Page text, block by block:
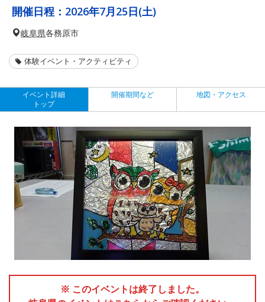
開催日程： 2026年7月25日(土)
岐阜県各務原市
体験イベント・アクティビティ
イベント詳細
トップ
開催期間など 地図・アクセス
※ このイベントは終了しました。